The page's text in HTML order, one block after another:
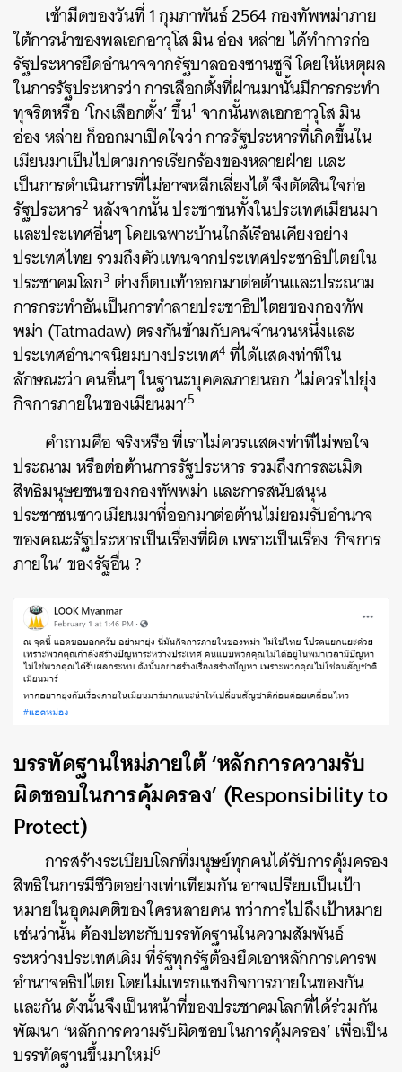
เช้ามืดของวันที่ 1 กุมภาพันธ์ 2564 กองทัพพม่าภาย
ใต้การนำของพลเอกอาวุโส มิน อ่อง หล่าย ได้ทำการก่อ
รัฐประหารยึดอำนาจจากรัฐบาลอองซานซูจี โดยให้เหตุผล
ในการรัฐประหารว่า การเลือกตั้งที่ผ่านมานั้นมีการกระทำ
ทุจริตหรือ ‘โกงเลือกตั้ง’ ขึ้น1 จากนั้นพลเอกอาวุโส มิน
อ่อง หล่าย ก็ออกมาเปิดใจว่า การรัฐประหารที่เกิดขึ้นใน
เมียนมาเป็นไปตามการเรียกร้องของหลายฝ่าย และ
เป็นการดำเนินการที่ไม่อาจหลีกเลี่ยงได้ จึงตัดสินใจก่อ
รัฐประหาร2 หลังจากนั้น ประชาชนทั้งในประเทศเมียนมา
และประเทศอื่นๆ โดยเฉพาะบ้านใกล้เรือนเคียงอย่าง
ประเทศไทย รวมถึงตัวแทนจากประเทศประชาธิปไตยใน
ประชาคมโลก3 ต่างก็ตบเท้าออกมาต่อต้านและประณาม
การกระทำอันเป็นการทำลายประชาธิปไตยของกองทัพ
พม่า (Tatmadaw) ตรงกันข้ามกับคนจำนวนหนึ่งและ
ประเทศอำนาจนิยมบางประเทศ4ที่ได้แสดงท่าทีใน
ลักษณะว่า คนอื่นๆ ในฐานะบุคคลภายนอก ‘ไม่ควรไปยุ่ง
กิจการภายในของเมียนมา’5
คำถามคือ จริงหรือ ที่เราไม่ควรแสดงท่าทีไม่พอใจ
ประณาม หรือต่อต้านการรัฐประหาร รวมถึงการละเมิด
สิทธิมนุษยชนของกองทัพพม่า และการสนับสนุน
ประชาชนชาวเมียนมาที่ออกมาต่อต้านไม่ยอมรับอำนาจ
ของคณะรัฐประหารเป็นเรื่องที่ผิด เพราะเป็นเรื่อง ‘กิจการ
ภายใน’ ของรัฐอื่น ?
บรรทัดฐานใหม่ภายใต้ ‘หลักการความรับ
ผิดชอบในการคุ้มครอง’ (Responsibility to
Protect)
การสร้างระเบียบโลกที่มนุษย์ทุกคนได้รับการคุ้มครอง
สิทธิในการมีชีวิตอย่างเท่าเทียมกัน อาจเปรียบเป็นเป้า
หมายในอุดมคติของใครหลายคน ทว่าการไปถึงเป้าหมาย
เช่นว่านั้น ต้องปะทะกับบรรทัดฐานในความสัมพันธ์
ระหว่างประเทศเดิม ที่รัฐทุกรัฐต้องยึดเอาหลักการเคารพ
อำนาจอธิปไตย โดยไม่แทรกแซงกิจการภายในของกัน
และกัน ดังนั้นจึงเป็นหน้าที่ของประชาคมโลกที่ได้ร่วมกัน
พัฒนา ‘หลักการความรับผิดชอบในการคุ้มครอง’ เพื่อเป็น
บรรทัดฐานขึ้นมาใหม่6